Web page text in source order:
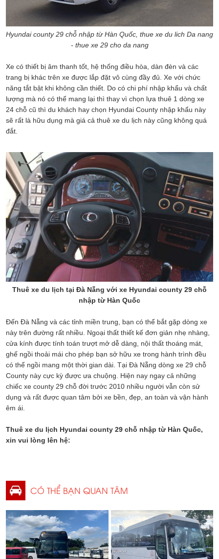
Hyundai county 29 chỗ nhập từ Hàn Quốc, thue xe du lich Da nang
- thue xe 29 cho da nang
Xe có thiết bị âm thanh tốt, hệ thống điều hòa, dàn đèn và các
trang bị khác trên xe được lắp đặt vô cùng đầy đủ. Xe với chức
năng tắt bật khi không cần thiết. Do có chi phí nhập khẩu và chất
lượng mà nó có thể mang lại thì thay vì chọn lựa thuê 1 dòng xe
24 chỗ cũ thì du khách hay chọn Hyundai County nhập khẩu này
sẽ rất là hữu dụng mà giá cả thuê xe du lịch này cũng không quá
đắt.
Thuê xe du lịch tại Đà Nẵng với xe Hyundai county 29 chỗ
nhập từ Hàn Quốc
Đến Đà Nẵng và các tỉnh miền trung, bạn có thể bắt gặp dòng xe
này trên đường rất nhiều. Ngoại thất thiết kế đơn giản nhẹ nhàng,
cửa kính được tính toán trượt mở dễ dàng, nội thất thoáng mát,
ghế ngồi thoải mái cho phép bạn sở hữu xe trong hành trình đều
có thể ngồi mang một thời gian dài. Tại Đà Nẵng dòng xe 29 chỗ
County này cực kỳ được ưa chuộng. Hiện nay ngay cả những
chiếc xe county 29 chỗ đời trước 2010 nhiều người vẫn còn sử
dụng và rất được quan tâm bởi xe bền, đẹp, an toàn và vận hành
êm ái.
Thuê xe du lịch Hyundai county 29 chỗ nhập từ Hàn Quốc,
xin vui lòng lên hệ:
CÓ THỂ BẠN QUAN TÂM